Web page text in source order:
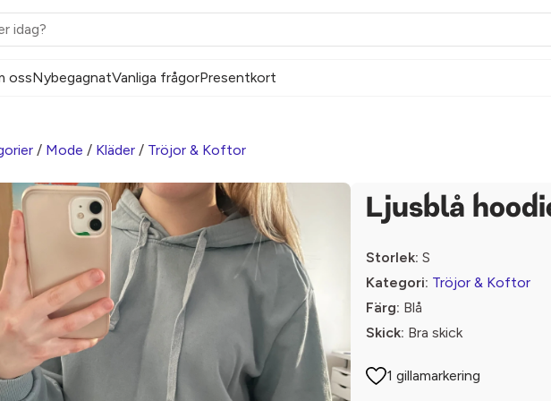
ossNybegagnatVanliga frågorPresentkort
/ Mode / Kläder / Tröjor & Koftor
Ljusblå
Storlek: S
Kategori: Tröjor & Koftor
Färg: Blå
Skick: Bra skick
1 gillamarkering